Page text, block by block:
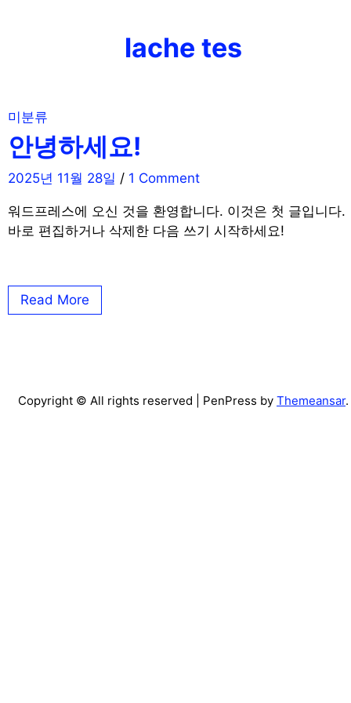
lache tes
미분류
안녕하세요!
2025년 11월 28일 / 1 Comment
워드프레스에 오신 것을 환영합니다. 이것은 첫 글입니다.
바로 편집하거나 삭제한 다음 쓰기 시작하세요!
Read More
Copyright © All rights reserved | PenPress by Themeansar.